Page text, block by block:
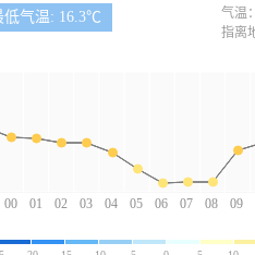
气温: 16.3℃
00 01 02 03 04 05 06 07 08 09
气温
指离